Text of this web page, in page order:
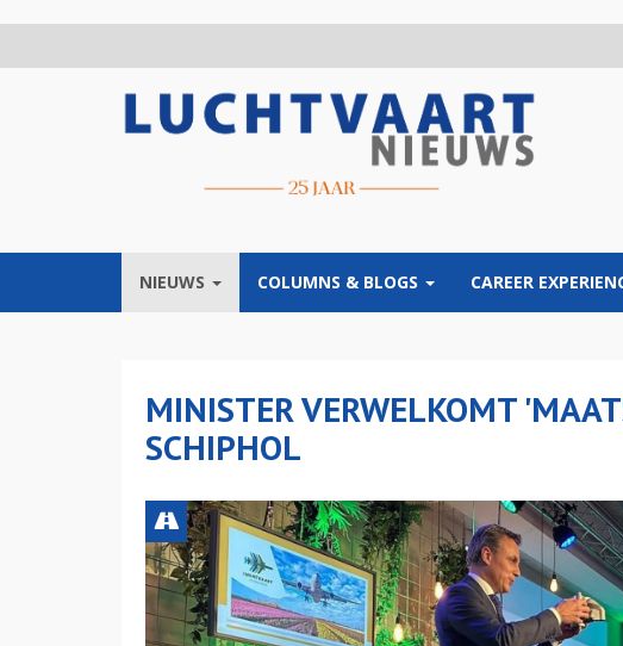
NIEUWS COLUMNS & BLOGS CAREER
MINISTER VERWELKOMT
SCHIPHOL